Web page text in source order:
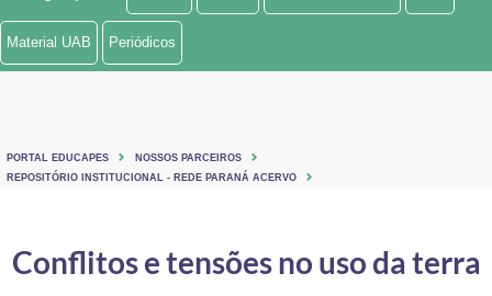
Ministério de Minas e Energia
Ministério do Turismo
Controladoria-Geral da União
Material UAB Periódicos
PORTAL EDUCAPES
NOSSOS PARCEIROS
REPOSITÓRIO INSTITUCIONAL - REDE PARANÁ ACERVO
Conflitos e tensões no uso da terra